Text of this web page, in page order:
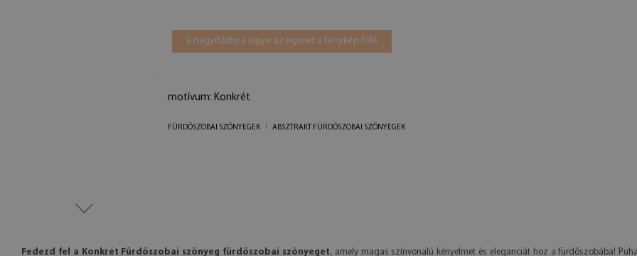
a nagyításhoz vigye az egeret a fénykép fölé
motívum: Konkrét
FÜRDŐSZOBAI SZŐNYEGEK ABSZTRAKT FÜRDŐSZOBAI SZŐNYEGEK
Fedezd fel a Konkrét Fürdőszobai szőnyeg fürdőszobai szőnyeget, amely magas színvonalú kényelmet és eleganciát hoz a fürdőszobába!